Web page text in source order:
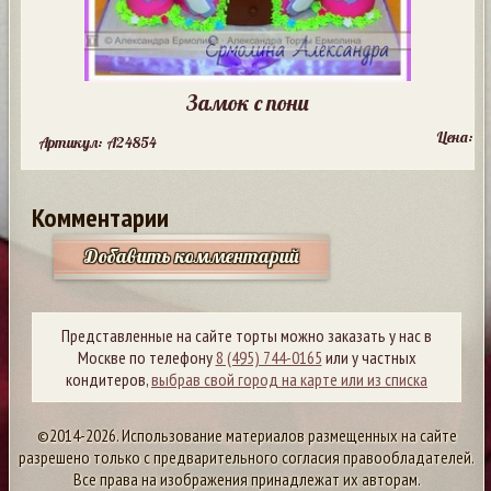
Замок с пони
Артикул: A24854 Цена:
Комментарии
Добавить комментарий
Представленные на сайте торты можно заказать у нас в
Москве по телефону8 (495) 744-0165 или у частных
кондитеров,выбрав свой город на карте или из списка
©2014-2026. Использование материалов размещенных на сайте
разрешено только с предварительного согласия правообладателей.
Все права на изображения принадлежат их авторам.